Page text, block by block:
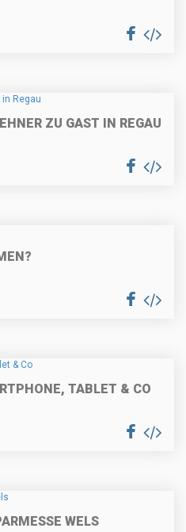
ZU GAST IN REGAU
TABLET & CO
WELS